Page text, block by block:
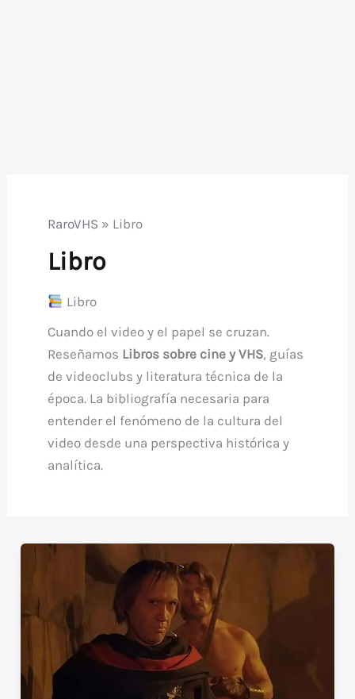
RaroVHS » Libro
Libro
Libro
Cuando el video y el papel se cruzan.
Reseñamos Libros sobre cine y VHS, guías
de videoclubs y literatura técnica de la
época. La bibliografía necesaria para
entender el fenómeno de la cultura del
video desde una perspectiva histórica y
analítica.